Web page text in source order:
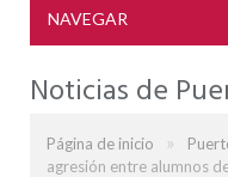
NAVEGAR
Noticias de
Página de inicio »
agresión entre alumnos